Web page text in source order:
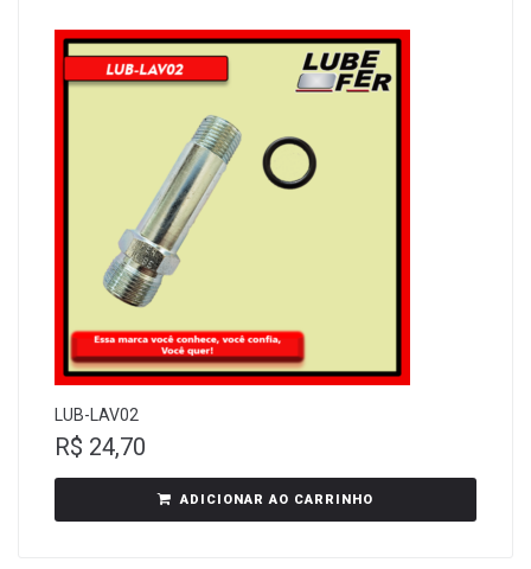
LUB-LAV02
R$ 24,70
ADICIONAR AO CARRINHO